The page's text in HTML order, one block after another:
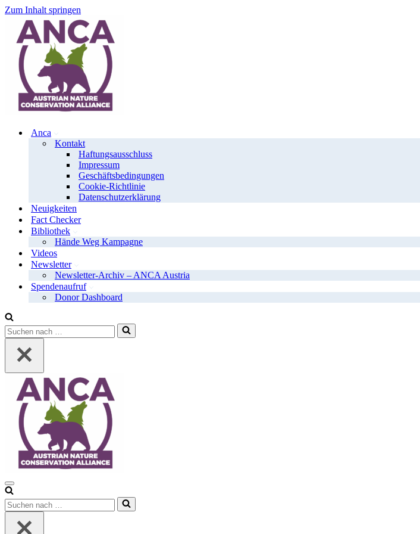
Zum Inhalt springen
Anca
Kontakt
Haftungsausschluss
Impressum
Geschäftsbedingungen
Cookie-Richtlinie
Datenschutzerklärung
Neuigkeiten
Fact Checker
Bibliothek
Hände Weg Kampagne
Videos
Newsletter
Newsletter-Archiv – ANCA Austria
Spendenaufruf
Donor Dashboard
Suchen
nach …
Navigationsmenü
Suchen
nach …